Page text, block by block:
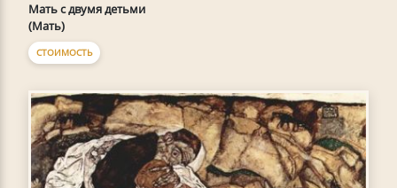
Мать с двумя детьми
(Мать)
СТОИМОСТЬ